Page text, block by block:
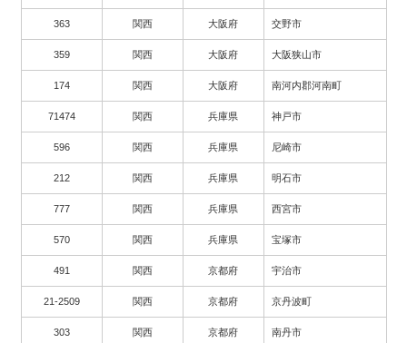
363 関西 大阪府 交野市
359 関西 大阪府 大阪狭山市
174 関西 大阪府 南河内郡河南町
71474 関西 兵庫県 神戸市
596 関西 兵庫県 尼崎市
212 関西 兵庫県 明石市
777 関西 兵庫県 西宮市
570 関西 兵庫県 宝塚市
491 関西 京都府 宇治市
21-2509 関西 京都府 京丹波町
303 関西 京都府 南丹市